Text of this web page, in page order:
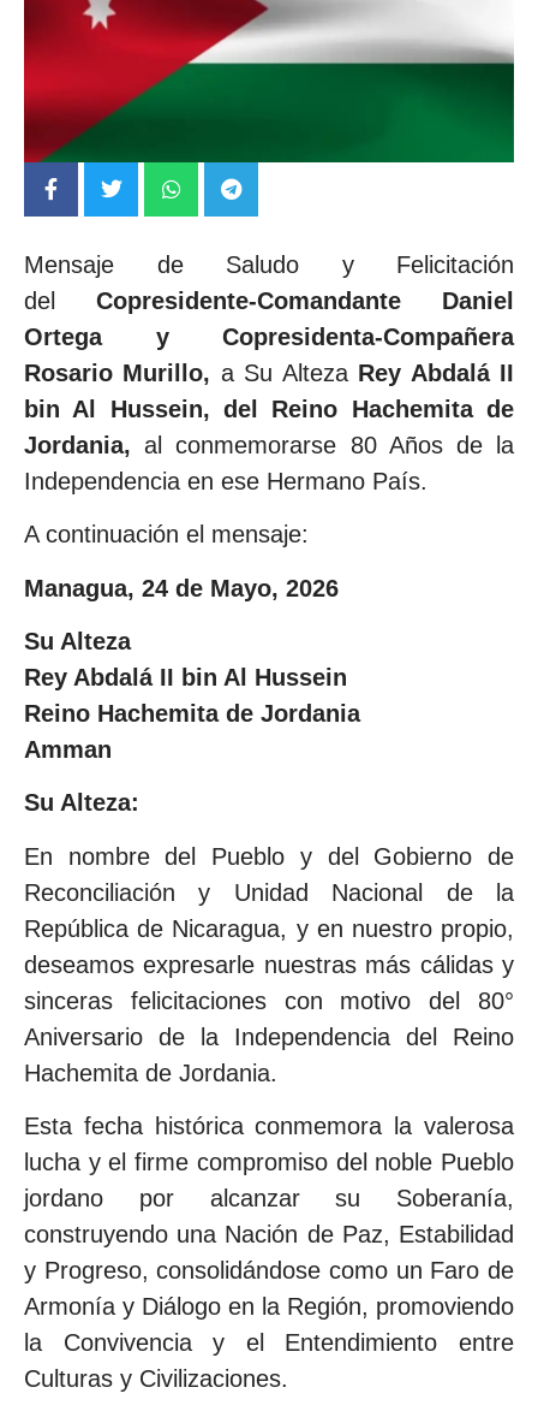
Mensaje de Saludo y Felicitación
del Copresidente-Comandante Daniel
Ortega y Copresidenta-Compañera
Rosario Murillo, a Su Alteza Rey Abdalá II
bin Al Hussein, del Reino Hachemita de
Jordania, al conmemorarse 80 Años de la
Independencia en ese Hermano País.
A continuación el mensaje:
Managua, 24 de Mayo, 2026
Su Alteza
Rey Abdalá II bin Al Hussein
Reino Hachemita de Jordania
Amman
Su Alteza:
En nombre del Pueblo y del Gobierno de
Reconciliación y Unidad Nacional de la
República de Nicaragua, y en nuestro propio,
deseamos expresarle nuestras más cálidas y
sinceras felicitaciones con motivo del 80°
Aniversario de la Independencia del Reino
Hachemita de Jordania.
Esta fecha histórica conmemora la valerosa
lucha y el firme compromiso del noble Pueblo
jordano por alcanzar su Soberanía,
construyendo una Nación de Paz, Estabilidad
y Progreso, consolidándose como un Faro de
Armonía y Diálogo en la Región, promoviendo
la Convivencia y el Entendimiento entre
Culturas y Civilizaciones.